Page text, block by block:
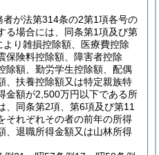
者が法第314条の2第1項各号の
る場合には、同条第1項及び第
り雑損控除額、医療費控除
保険料控除額、障害者控除
除額、勤労学生控除額、配偶
、扶養控除額又は特定親族特
金額が2,500万円以下である所
、同条第2項、第6項及び第11
それぞれその者の前年の所得
、退職所得金額又は山林所得